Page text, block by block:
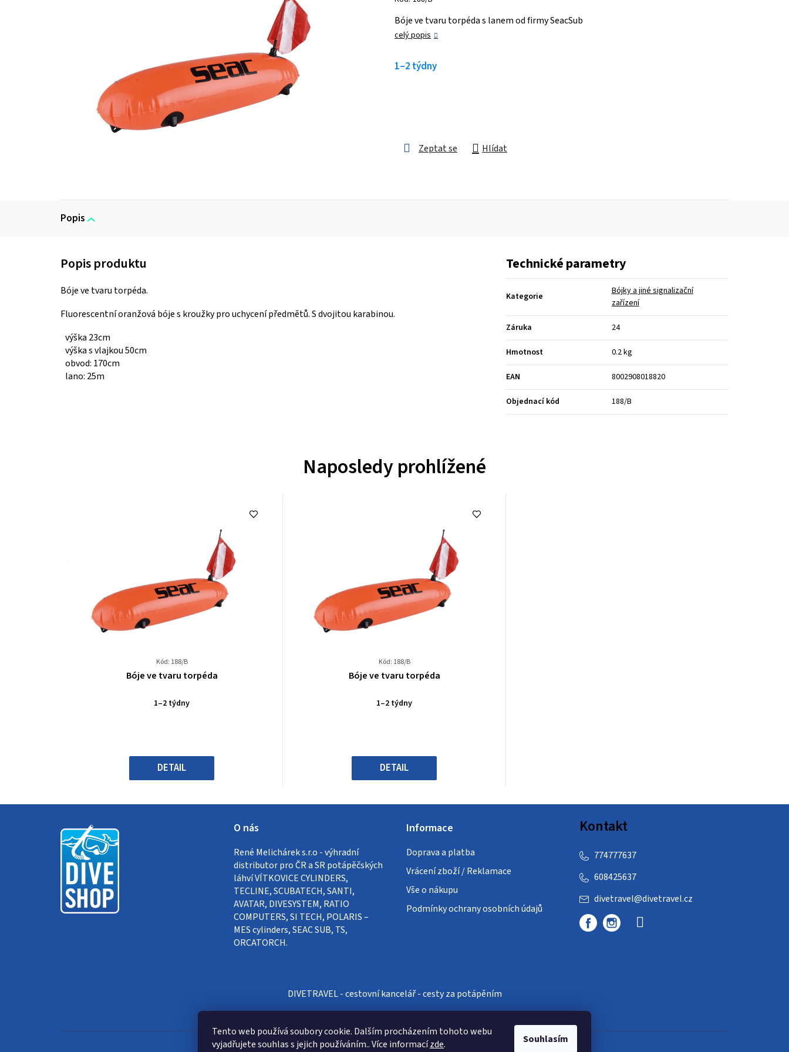
Tento web používá soubory cookie. Dalším procházením tohoto webu
vyjadřujete souhlas s jejich používáním.. Více informacízde. Souhlasím
0,0
z 5
Bóje ve tvaru torpéda s lanem od firmy SeacSub
celý popis
1–2 týdny
Zeptat se Hlídat
Popis
Bóje ve tvaru torpéda.
Fluorescentní oranžová bóje s kroužky pro uchycení předmětů. S dvojitou karabinou.
výška 23cm
výška s vlajkou 50cm
obvod: 170cm
lano: 25m
Technické parametry
Kategorie
Bójky a jiné signalizační
zařízení
Záruka 24
Hmotnost 0.2 kg
EAN 8002908018820
Objednací kód 188/B
Naposledy prohlížené
Kód: 188/B
Průměrné
produktu
5
hvězdiček.
Bóje ve tvaru torpéda
1–2 týdny
DETAIL
Kód: 188/B
Průměrné
produktu
5
hvězdiček.
Bóje ve tvaru torpéda
1–2 týdny
DETAIL
O nás
René Melichárek s.r.o - výhradní
distributor pro ČR a SR potápěčských
láhví VÍTKOVICE CYLINDERS,
TECLINE, SCUBATECH, SANTI,
AVATAR, DIVESYSTEM, RATIO
COMPUTERS, SI TECH, POLARIS –
MES cylinders, SEAC SUB, TS,
ORCATORCH.
Informace
Doprava a platba
Vrácení zboží / Reklamace
Vše o nákupu
Podmínky ochrany osobních údajů
Kontakt
divetravel@divetravel.cz
608425637
774777637
DIVETRAVEL - cestovní kancelář - cesty za potápěním